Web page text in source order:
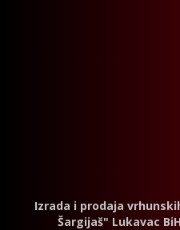
Izrada i prodaja
Šargijaš" Lukavac